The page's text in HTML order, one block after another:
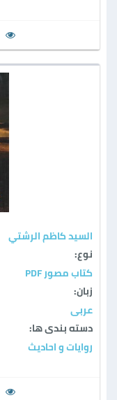
السيد كاظم الرشتي
نوع:
كتاب مصور PDF
زبان:
عربی
دسته بندی ها:
روایات و احادیث